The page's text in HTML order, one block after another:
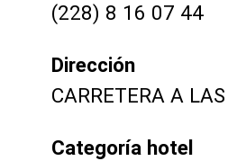
(228) 8 16 07 44
Dirección
CARRETERA A
Categoría hotel